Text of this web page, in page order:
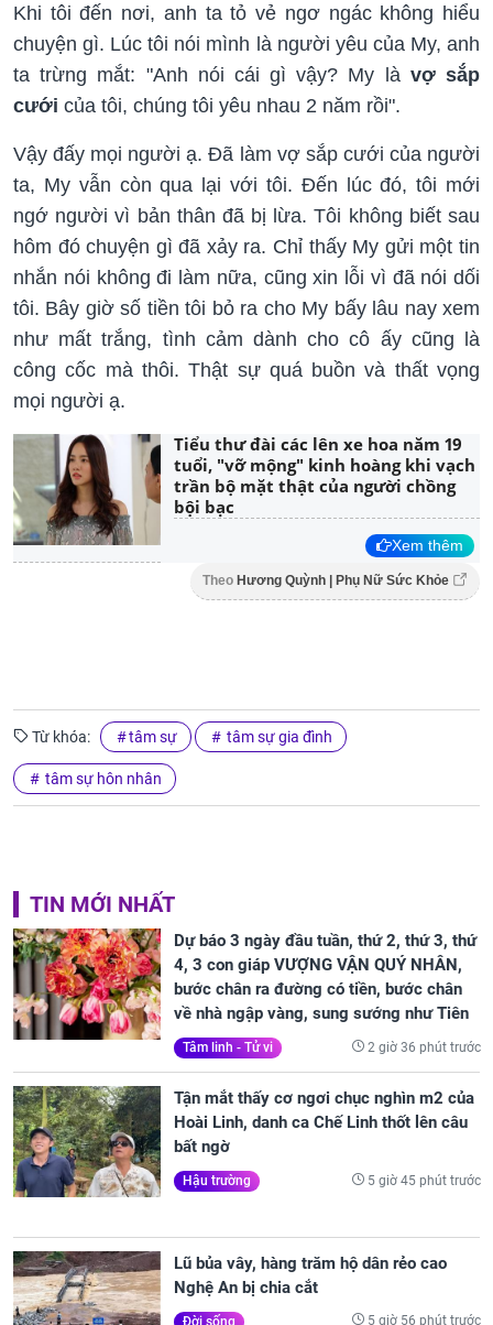
Khi tôi đến nơi, anh ta tỏ vẻ ngơ ngác không hiểu
chuyện gì. Lúc tôi nói mình là người yêu của My, anh
ta trừng mắt: "Anh nói cái gì vậy? My là vợ sắp
cưới của tôi, chúng tôi yêu nhau 2 năm rồi".
Vậy đấy mọi người ạ. Đã làm vợ sắp cưới của người
ta, My vẫn còn qua lại với tôi. Đến lúc đó, tôi mới
ngớ người vì bản thân đã bị lừa. Tôi không biết sau
hôm đó chuyện gì đã xảy ra. Chỉ thấy My gửi một tin
nhắn nói không đi làm nữa, cũng xin lỗi vì đã nói dối
tôi. Bây giờ số tiền tôi bỏ ra cho My bấy lâu nay xem
như mất trắng, tình cảm dành cho cô ấy cũng là
công cốc mà thôi. Thật sự quá buồn và thất vọng
mọi người ạ.
Tiểu thư đài các lên xe hoa năm 19
tuổi, "vỡ mộng" kinh hoàng khi vạch
trần bộ mặt thật của người chồng
bội bạc
Xem thêm
Theo Hương Quỳnh | Phụ Nữ Sức Khỏe
Từ khóa: tâm sự tâm sự gia đình
tâm sự hôn nhân
TIN MỚI NHẤT
Dự báo 3 ngày đầu tuần, thứ 2, thứ 3, thứ
4, 3 con giáp VƯỢNG VẬN QUÝ NHÂN,
bước chân ra đường có tiền, bước chân
về nhà ngập vàng, sung sướng như Tiên
Tâm linh - Tử vi 2 giờ 36 phút trước
Tận mắt thấy cơ ngơi chục nghìn m2 của
Hoài Linh, danh ca Chế Linh thốt lên câu
bất ngờ
Hậu trường 5 giờ 45 phút trước
Lũ bủa vây, hàng trăm hộ dân rẻo cao
Nghệ An bị chia cắt
Đời sống 5 giờ 56 phút trước